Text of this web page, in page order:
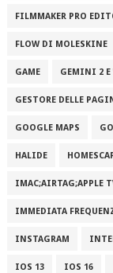
FILMMAKER PRO
FLOW DI MOLESKINE
GAME GEMINI 2 E
GESTORE DELLE
GOOGLE MAPS
HALIDE
IMAC;AIRTAG;APPLE
IMMEDIATA
INSTAGRAM
IOS 13 IOS 16